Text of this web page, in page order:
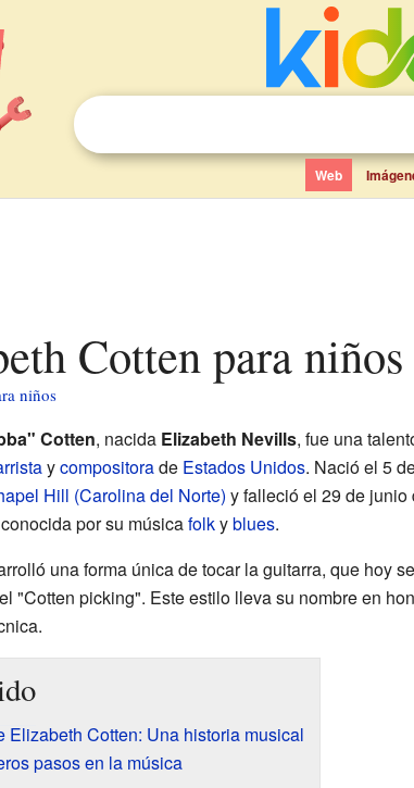
Web
Cotten para niños
niños
Cotten, nacida Elizabeth Nevills, fue una
ycompositorade Estados Unidos. Nació el 5
Hill (Carolina del Norte) y falleció el 29 de junio
por su músicafolkyblues.
una forma única de tocar la guitarra, que hoy se
"Cotten picking". Este estilo lleva su nombre en
Elizabeth Cotten: Una historia musical
pasos en la música